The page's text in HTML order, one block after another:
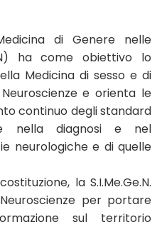
di Genere nelle
ha come obiettivo lo
Medicina di sesso e di
e orienta le
continuo degli standard
nella diagnosi e nel
neurologiche e di quelle
la S.I.Me.Ge.N.
per portare
sul territorio